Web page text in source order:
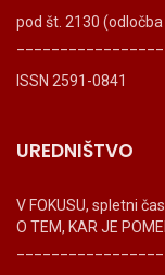
pod št. 2130
ISSN 2591-0841
UREDNIŠTVO
V FOKUSU, spletni
O TEM, KAR JE